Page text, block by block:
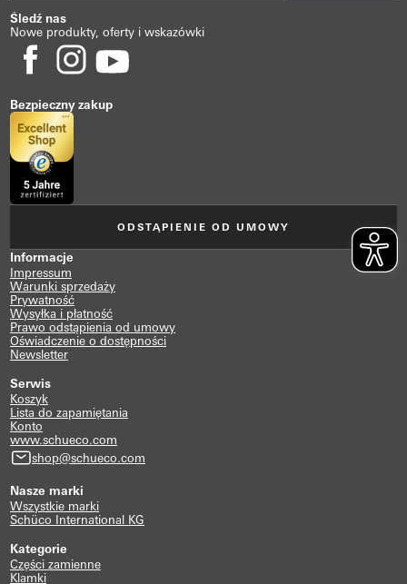
Śledź nas
Nowe produkty, oferty i wskazówki
Bezpieczny zakup
ODSTĄPIENIE OD UMOWY
Informacje
Impressum
Warunki sprzedaży
Prywatność
Wysyłka i płatność
Prawo odstąpienia od umowy
Oświadczenie o dostępności
Newsletter
Serwis
Koszyk
Lista do zapamiętania
Konto
www.schueco.com
shop@schueco.com
Nasze marki
Wszystkie marki
Schüco International KG
Kategorie
Części zamienne
Klamki